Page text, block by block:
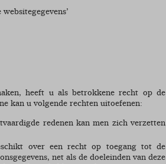
heeft u als betrokkene recht op de
kan u volgende rechten uitoefenen:
redenen kan men zich verzetten
over een recht op toegang tot de
net als de doeleinden van deze